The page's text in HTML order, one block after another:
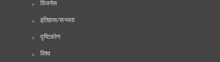
विजनेस
इतिहास/सभ्यता
दृष्टिकोण
विश्व